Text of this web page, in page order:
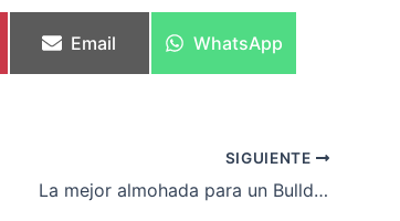
Compartir
Email
Compartir
WhatsApp
SIGUIENTE
La mejor almohada para un Bulldog